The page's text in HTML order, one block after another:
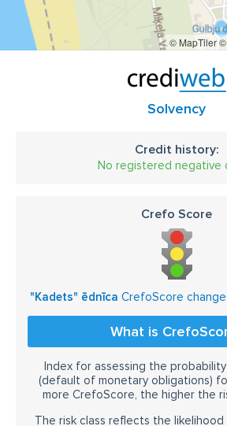
© MapTiler©
Solvency
Credit history:
No registered negative
Crefo Score
"Kadets" ēdnīca CrefoScore
What is
Index for assessing the
(default of monetary obligations)
more CrefoScore, the higher the
The risk class reflects the